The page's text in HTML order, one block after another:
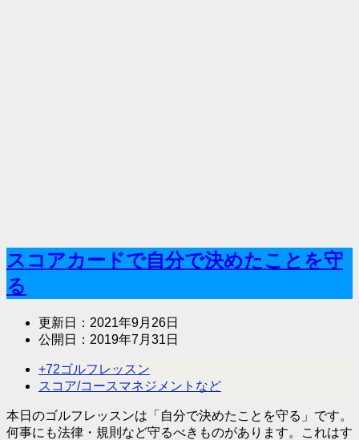
スコアカードで自分で決めたことを守
る
更新日： 2021年9月26日
公開日： 2019年7月31日
+72ゴルフレッスン
スコア/コースマネジメントなど
本日のゴルフレッスンは「自分で決めたことを守る」です。
何事にも法律・規則など守るべきものがあります。これはす